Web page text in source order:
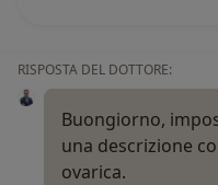
RISPOSTA DEL DOTTORE:
Buongiorno,
una descrizione
ovarica.